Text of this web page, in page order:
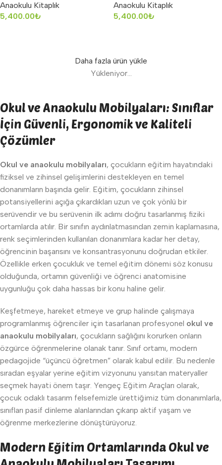
Anaokulu Kitaplık
5,400.00₺
Anaokulu Kitaplık
5,400.00₺
Daha fazla ürün yükle
Yükleniyor...
Okul ve Anaokulu Mobilyaları: Sınıflar
İçin Güvenli, Ergonomik ve Kaliteli
Çözümler
Okul ve anaokulu mobilyaları, çocukların eğitim hayatındaki
fiziksel ve zihinsel gelişimlerini destekleyen en temel
donanımların başında gelir. Eğitim, çocukların zihinsel
potansiyellerini açığa çıkardıkları uzun ve çok yönlü bir
serüvendir ve bu serüvenin ilk adımı doğru tasarlanmış fiziki
ortamlarda atılır. Bir sınıfın aydınlatmasından zemin kaplamasına,
renk seçimlerinden kullanılan donanımlara kadar her detay,
öğrencinin başarısını ve konsantrasyonunu doğrudan etkiler.
Özellikle erken çocukluk ve temel eğitim dönemi söz konusu
olduğunda, ortamın güvenliği ve öğrenci anatomisine
uygunluğu çok daha hassas bir konu haline gelir.
Keşfetmeye, hareket etmeye ve grup halinde çalışmaya
programlanmış öğrenciler için tasarlanan profesyonel okul ve
anaokulu mobilyaları, çocukların sağlığını korurken onların
özgürce öğrenmelerine olanak tanır. Sınıf ortamı, modern
pedagojide “üçüncü öğretmen” olarak kabul edilir. Bu nedenle
sıradan eşyalar yerine eğitim vizyonunu yansıtan materyaller
seçmek hayati önem taşır. Yengeç Eğitim Araçları olarak,
çocuk odaklı tasarım felsefemizle ürettiğimiz tüm donanımlarla,
sınıfları pasif dinleme alanlarından çıkarıp aktif yaşam ve
öğrenme merkezlerine dönüştürüyoruz.
Modern Eğitim Ortamlarında Okul ve